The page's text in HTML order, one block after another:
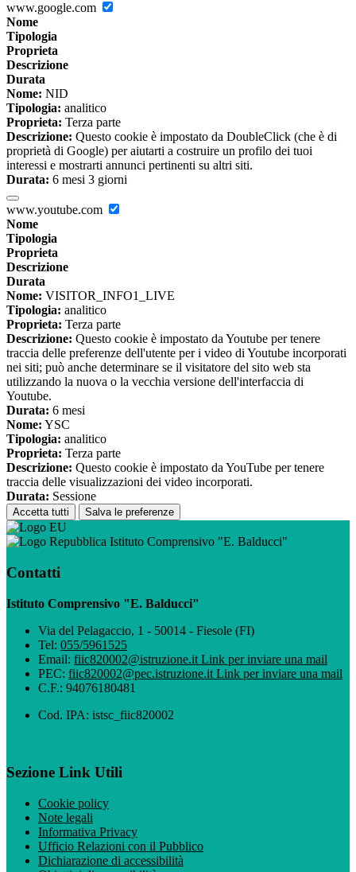
www.google.com
Nome
Tipologia
Proprieta
Descrizione
Durata
Nome: NID
Tipologia: analitico
Proprieta: Terza parte
Descrizione: Questo cookie è impostato da DoubleClick (che è di
proprietà di Google) per aiutarti a costruire un profilo dei tuoi
interessi e mostrarti annunci pertinenti su altri siti.
Durata: 6 mesi 3 giorni
www.youtube.com
Nome
Tipologia
Proprieta
Descrizione
Durata
Nome: VISITOR_INFO1_LIVE
Tipologia: analitico
Proprieta: Terza parte
Descrizione: Questo cookie è impostato da Youtube per tenere
traccia delle preferenze dell'utente per i video di Youtube incorporati
nei siti; può anche determinare se il visitatore del sito web sta
utilizzando la nuova o la vecchia versione dell'interfaccia di
Youtube.
Durata: 6 mesi
Nome: YSC
Tipologia: analitico
Proprieta: Terza parte
Descrizione: Questo cookie è impostato da YouTube per tenere
traccia delle visualizzazioni dei video incorporati.
Durata: Sessione
Accetta tutti Salva le preferenze
Istituto Comprensivo "E. Balducci"
Contatti
Istituto Comprensivo "E. Balducci"
Via del Pelagaccio, 1 - 50014 - Fiesole (FI)
Tel: 055/5961525
Email: fiic820002@istruzione.it Link per inviare una mail
PEC: fiic820002@pec.istruzione.it Link per inviare una mail
C.F.: 94076180481
Cod. IPA: istsc_fiic820002
Sezione Link Utili
Cookie policy
Note legali
Informativa Privacy
Ufficio Relazioni con il Pubblico
Dichiarazione di accessibilità